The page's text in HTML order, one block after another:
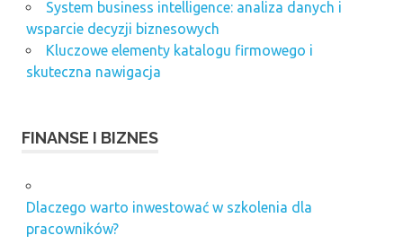
System business intelligence: analiza danych i
wsparcie decyzji biznesowych
Kluczowe elementy katalogu firmowego i
skuteczna nawigacja
FINANSE I BIZNES
Dlaczego warto inwestować w szkolenia dla
pracowników?